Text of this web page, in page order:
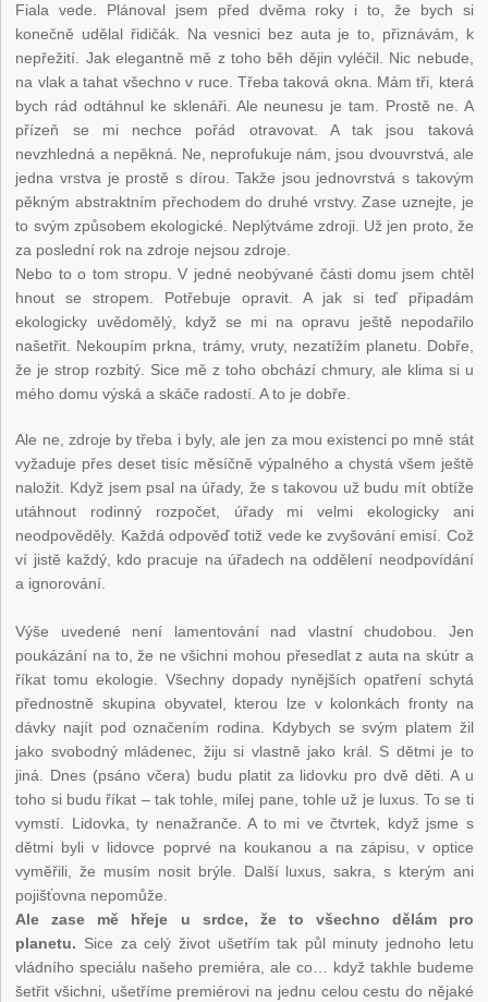
Fiala vede. Plánoval jsem před dvěma roky i to, že bych si
konečně udělal řidičák. Na vesnici bez auta je to, přiznávám, k
nepřežití. Jak elegantně mě z toho běh dějin vyléčil. Nic nebude,
na vlak a tahat všechno v ruce. Třeba taková okna. Mám tři, která
bych rád odtáhnul ke sklenáři. Ale neunesu je tam. Prostě ne. A
přízeň se mi nechce pořád otravovat. A tak jsou taková
nevzhledná a nepěkná. Ne, neprofukuje nám, jsou dvouvrstvá, ale
jedna vrstva je prostě s dírou. Takže jsou jednovrstvá s takovým
pěkným abstraktním přechodem do druhé vrstvy. Zase uznejte, je
to svým způsobem ekologické. Neplýtváme zdroji. Už jen proto, že
za poslední rok na zdroje nejsou zdroje.
Nebo to o tom stropu. V jedné neobývané části domu jsem chtěl
hnout se stropem. Potřebuje opravit. A jak si teď připadám
ekologicky uvědomělý, když se mi na opravu ještě nepodařilo
našetřit. Nekoupím prkna, trámy, vruty, nezatížím planetu. Dobře,
že je strop rozbitý. Sice mě z toho obchází chmury, ale klima si u
mého domu výská a skáče radostí. A to je dobře.
Ale ne, zdroje by třeba i byly, ale jen za mou existenci po mně stát
vyžaduje přes deset tisíc měsíčně výpalného a chystá všem ještě
naložit. Když jsem psal na úřady, že s takovou už budu mít obtíže
utáhnout rodinný rozpočet, úřady mi velmi ekologicky ani
neodpověděly. Každá odpověď totiž vede ke zvyšování emisí. Což
ví jistě každý, kdo pracuje na úřadech na oddělení neodpovídání
a ignorování.
Výše uvedené není lamentování nad vlastní chudobou. Jen
poukázání na to, že ne všichni mohou přesedlat z auta na skútr a
říkat tomu ekologie. Všechny dopady nynějších opatření schytá
přednostně skupina obyvatel, kterou lze v kolonkách fronty na
dávky najít pod označením rodina. Kdybych se svým platem žil
jako svobodný mládenec, žiju si vlastně jako král. S dětmi je to
jiná. Dnes (psáno včera) budu platit za lidovku pro dvě děti. A u
toho si budu říkat – tak tohle, milej pane, tohle už je luxus. To se ti
vymstí. Lidovka, ty nenažranče. A to mi ve čtvrtek, když jsme s
dětmi byli v lidovce poprvé na koukanou a na zápisu, v optice
vyměřili, že musím nosit brýle. Další luxus, sakra, s kterým ani
pojišťovna nepomůže.
Ale zase mě hřeje u srdce, že to všechno dělám pro
planetu. Sice za celý život ušetřím tak půl minuty jednoho letu
vládního speciálu našeho premiéra, ale co… když takhle budeme
šetřit všichni, ušetříme premiérovi na jednu celou cestu do nějaké